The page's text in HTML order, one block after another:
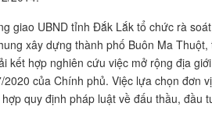
giao UBND tỉnh Đắk Lắk tổ chức rà
xây dựng thành phố Buôn Ma
kết hợp nghiên cứu việc mở rộng địa
2020 của Chính phủ. Việc lựa chọn đơn
quy định pháp luật về đấu thầu, đầu